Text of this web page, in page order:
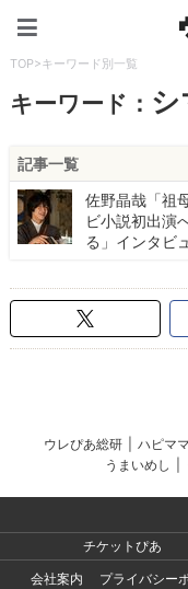
TOP>キーワード別一覧
キーワード： シ
記事一覧
佐野晶哉「祖
ビ小説初出演
る」インタビ
ウレぴあ総研 ハピマ
うまいめし
チケットぴあ
会社案内
プライバシー